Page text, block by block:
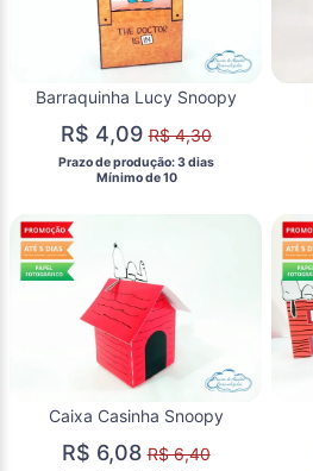
Barraquinha Lucy Snoopy
R$ 4,09R$ 4,30
Prazo de produção: 3 dias
  Mínimo de 10
Caixa Casinha Snoopy
R$ 6,08R$ 6,40